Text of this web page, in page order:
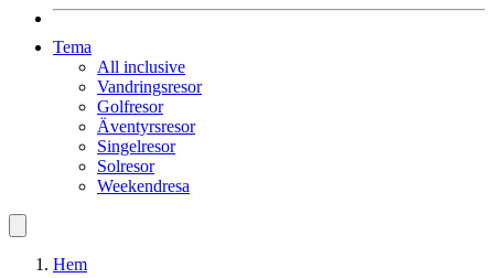
Tema
All inclusive
Vandringsresor
Golfresor
Äventyrsresor
Singelresor
Solresor
Weekendresa
Hem